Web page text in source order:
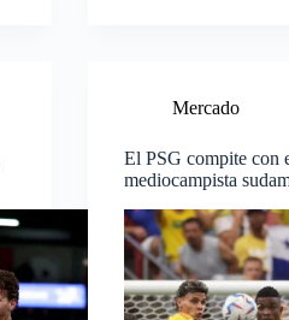
Mercado
El PSG compite con
mediocampista